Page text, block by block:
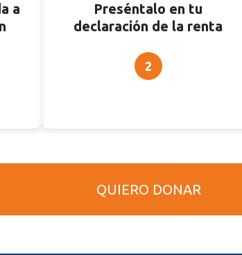
a
Preséntalo en tu
declaración de la renta
2
QUIERO DONAR